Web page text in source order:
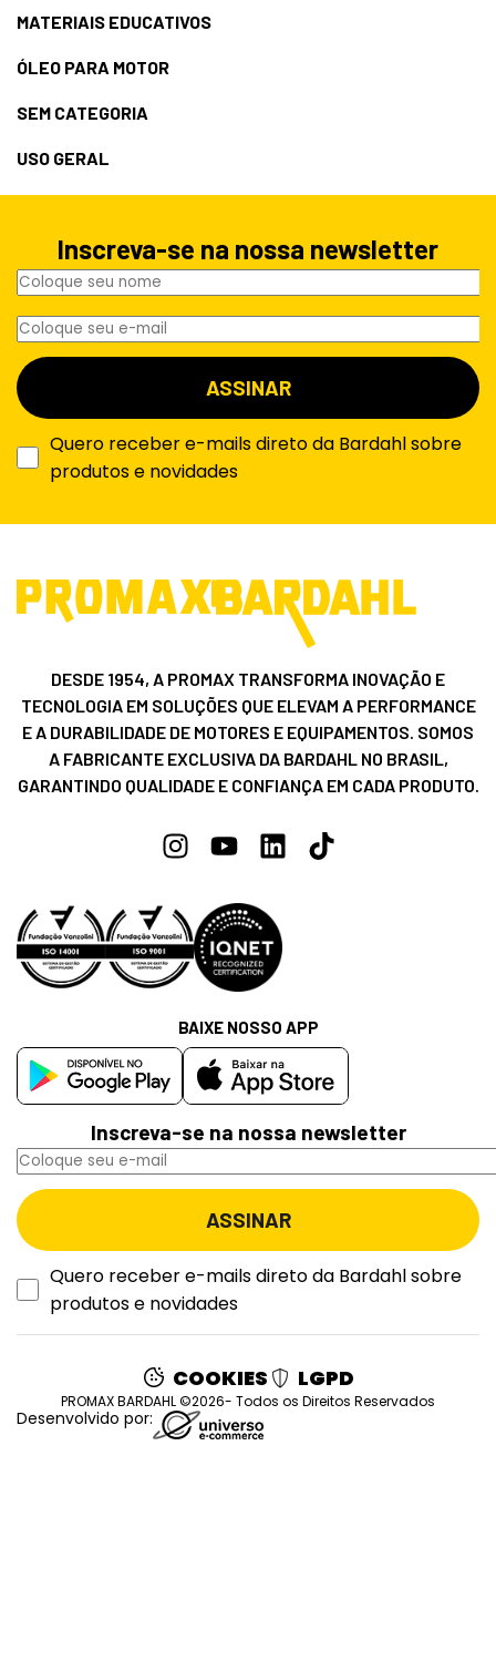
MATERIAIS EDUCATIVOS
ÓLEO PARA MOTOR
SEM CATEGORIA
USO GERAL
Inscreva-se na nossa newsletter
Quero receber e-mails direto da Bardahl sobre
produtos e novidades
DESDE 1954, A PROMAX TRANSFORMA INOVAÇÃO E
TECNOLOGIA EM SOLUÇÕES QUE ELEVAM A PERFORMANCE
E A DURABILIDADE DE MOTORES E EQUIPAMENTOS. SOMOS
A FABRICANTE EXCLUSIVA DA BARDAHL NO BRASIL,
GARANTINDO QUALIDADE E CONFIANÇA EM CADA PRODUTO.
Inscreva-se na nossa newsletter
Quero receber e-mails direto da Bardahl sobre
produtos e novidades
BAIXE NOSSO APP
COOKIES LGPD
PROMAX BARDAHL ©2026- Todos os Direitos Reservados
Desenvolvido por: